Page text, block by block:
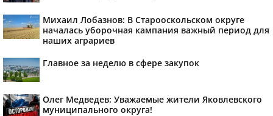
Михаил Лобазнов: В Старооскольском округе
началась уборочная кампания важный период для
наших аграриев
Главное за неделю в сфере закупок
Олег Медведев: Уважаемые жители Яковлевского
муниципального округа!